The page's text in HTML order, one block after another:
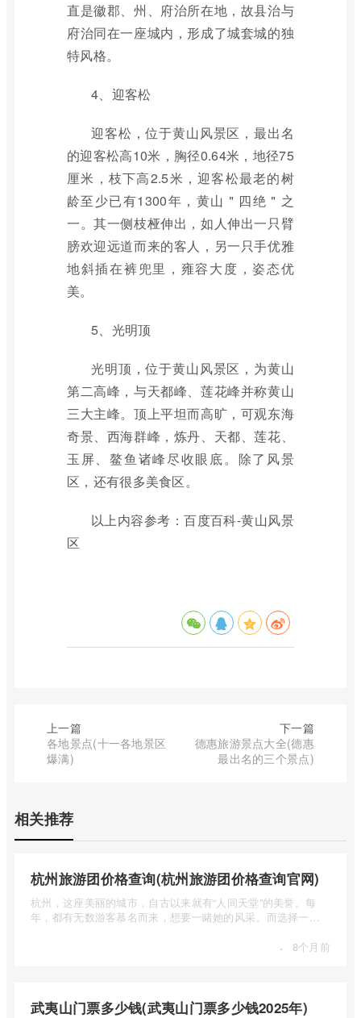
直是徽郡、州、府治所在地，故县治与
府治同在一座城内，形成了城套城的独
特风格。
4、迎客松
迎客松，位于黄山风景区，最出名
的迎客松高10米，胸径0.64米，地径75
厘米，枝下高2.5米，迎客松最老的树
龄至少已有1300年，黄山＂四绝＂之
一。其一侧枝桠伸出，如人伸出一只臂
膀欢迎远道而来的客人，另一只手优雅
地斜插在裤兜里，雍容大度，姿态优
美。
5、光明顶
光明顶，位于黄山风景区，为黄山
第二高峰，与天都峰、莲花峰并称黄山
三大主峰。顶上平坦而高旷，可观东海
奇景、西海群峰，炼丹、天都、莲花、
玉屏、鳌鱼诸峰尽收眼底。除了风景
区，还有很多美食区。
以上内容参考：百度百科-黄山风景
区
上一篇
各地景点(十一各地景区
爆满)
下一篇
德惠旅游景点大全(德惠
最出名的三个景点)
相关推荐
杭州旅游团价格查询(杭州旅游团价格查询官网)
杭州，这座美丽的城市，自古以来就有“人间天堂”的美誉。每
年，都有无数游客慕名而来，想要一睹她的风采。而选择一个
· 8个月前
武夷山门票多少钱(武夷山门票多少钱2025年)